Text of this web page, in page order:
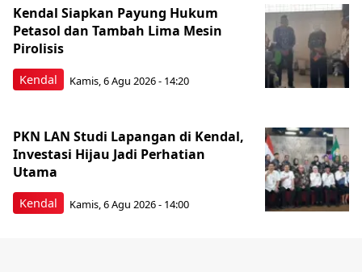
Kendal
Kendal Siapkan Payung Hukum
Petasol dan Tambah Lima Mesin
Pirolisis
Kamis, 6 Agu 2026 - 14:20
Kendal
PKN LAN Studi Lapangan di Kendal,
Investasi Hijau Jadi Perhatian
Utama
Kamis, 6 Agu 2026 - 14:00